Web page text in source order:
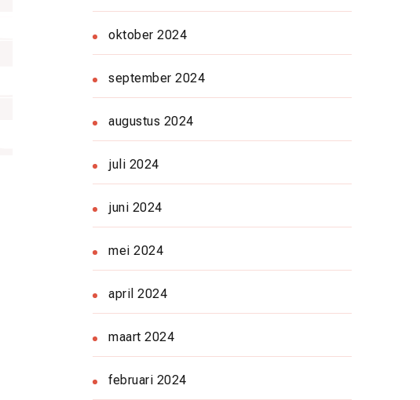
oktober 2024
september 2024
augustus 2024
juli 2024
juni 2024
mei 2024
april 2024
maart 2024
februari 2024